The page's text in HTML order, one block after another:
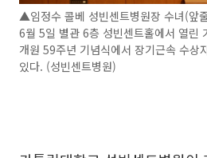
▲임정수 콜베 성빈센트병원장 수녀(앞
6월 5일 별관 6층 성빈센트홀에서 열린
개원 59주년 기념식에서 장기근속 수상
있다. (성빈센트병원)